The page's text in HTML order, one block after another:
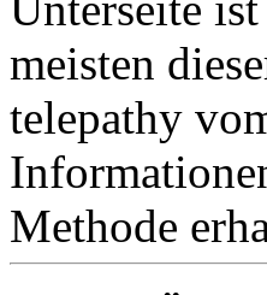
meisten
telepathy
Methode